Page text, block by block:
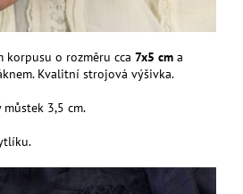
korpusu o rozměru cca 7x5 cm a
Kvalitní strojová výšivka.
3,5 cm.